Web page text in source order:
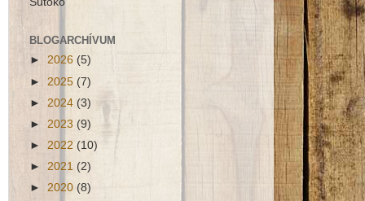
BLOGARCHÍVUM
► 2026 (5)
► 2025 (7)
► 2024 (3)
► 2023 (9)
► 2022 (10)
► 2021 (2)
► 2020 (8)